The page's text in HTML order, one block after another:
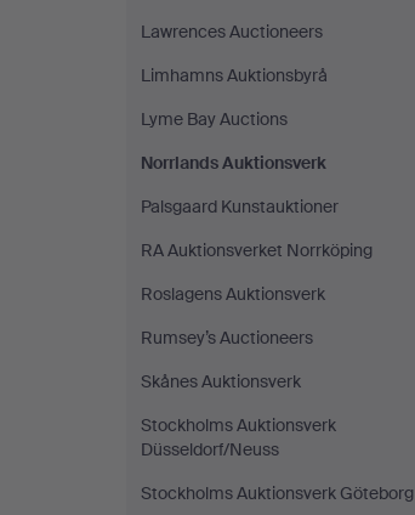
Lawrences Auctioneers
Limhamns Auktionsbyrå
Lyme Bay Auctions
Norrlands Auktionsverk
Palsgaard Kunstauktioner
RA Auktionsverket Norrköping
Roslagens Auktionsverk
Rumsey’s Auctioneers
Skånes Auktionsverk
Stockholms Auktionsverk
Düsseldorf/Neuss
Stockholms Auktionsverk Göteborg